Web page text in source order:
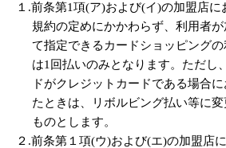
１.前条第1項(ア)および(イ)の加盟店
規約の定めにかかわらず、利用者
て指定できるカードショッピング
は1回払いのみとなります。ただし
ドがクレジットカードである場合
たときは、リボルビング払い等に
ものとします。
２.前条第１項(ウ)および(エ)の加盟店